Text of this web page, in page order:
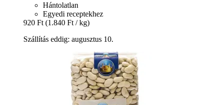
Hántolatlan
Egyedi receptekhez
920 Ft (1.840 Ft / kg)
Szállítás eddig: augusztus 10.